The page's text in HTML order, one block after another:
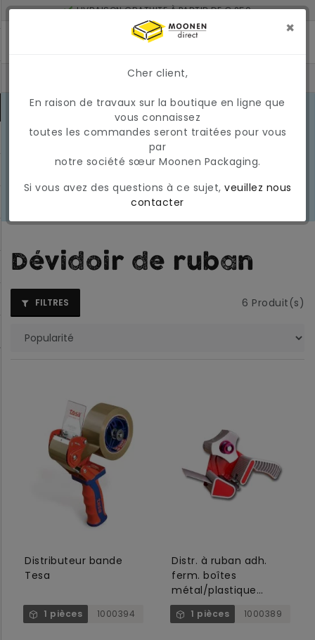
MONTANT MINIMUM DE COMMANDE : 150 €
CONDITIONS DU MARCHÉ EN MARS
En raison des conditions actuelles
du marché, les prix et la
disponibilité peuvent varier
actuellement une surcharge
carburant temporaire et variable.
EN
SAVOIR
Dévidoir de ruban
FILTRES 6 Produit(s)
Distributeur bande
Tesa
1 pièces 1000394
Distr. à ruban adh.
ferm. boîtes
métal/plastique
50mm avec frein,
gris/rouge
1 pièces 1000389
×
Cher client,
En raison de travaux sur la boutique en ligne que
vous connaissez
toutes les commandes seront traitées pour vous
par
notre société sœur Moonen Packaging.
Si vous avez des questions à ce sujet, veuillez nous
contacter